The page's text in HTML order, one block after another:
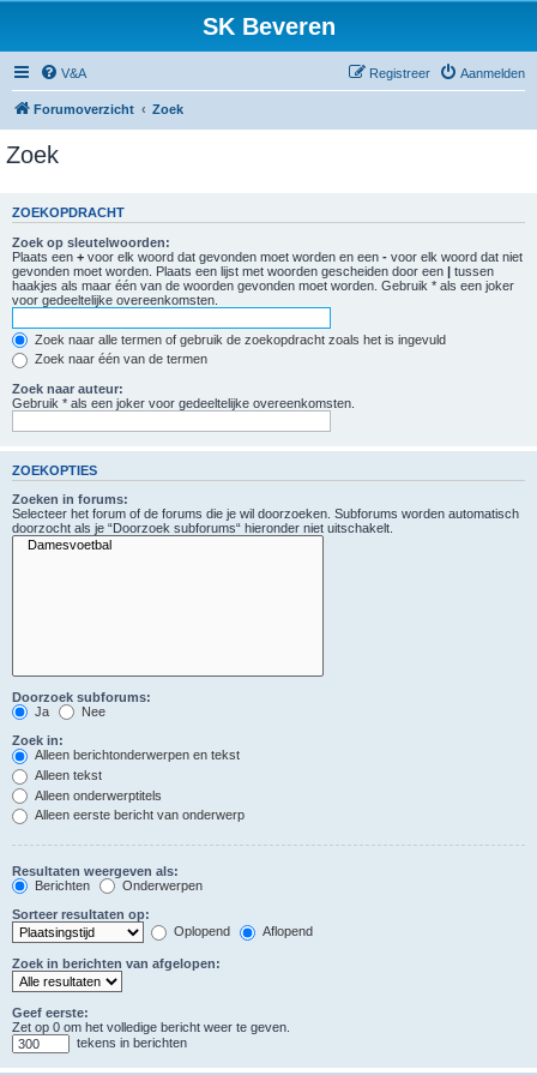
SK Beveren
V&A Aanmelden
Registreer
Forumoverzicht Zoek
Zoek
ZOEKOPDRACHT
Zoek op sleutelwoorden:
Plaats een + voor elk woord dat gevonden moet worden en een - voor elk woord dat niet
gevonden moet worden. Plaats een lijst met woorden gescheiden door een | tussen
haakjes als maar één van de woorden gevonden moet worden. Gebruik * als een joker
voor gedeeltelijke overeenkomsten.
Zoek naar alle termen of gebruik de zoekopdracht zoals het is ingevuld
Zoek naar één van de termen
Zoek naar auteur:
Gebruik * als een joker voor gedeeltelijke overeenkomsten.
ZOEKOPTIES
Zoeken in forums:
Selecteer het forum of de forums die je wil doorzoeken. Subforums worden automatisch
doorzocht als je “Doorzoek subforums“ hieronder niet uitschakelt.
Doorzoek subforums:
Ja
Nee
Zoek in:
Alleen berichtonderwerpen en tekst
Alleen tekst
Alleen onderwerptitels
Alleen eerste bericht van onderwerp
Resultaten weergeven als:
Berichten
Onderwerpen
Sorteer resultaten op:
Oplopend
Aflopend
Zoek in berichten van afgelopen:
Geef eerste:
Zet op 0 om het volledige bericht weer te geven.
tekens in berichten